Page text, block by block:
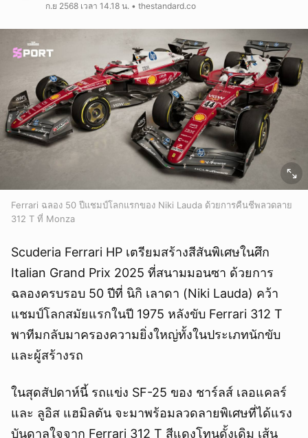
ก.ย 2568 เวลา 14.18 น. • thestandard.co
Ferrari ฉลอง 50 ปีแชมป์โลกแรกของ Niki Lauda ด้วยการคืนชีพลวดลาย
312 T ที่ Monza
Scuderia Ferrari HP เตรียมสร้างสีสันพิเศษในศึก
Italian Grand Prix 2025 ที่สนามมอนซา ด้วยการ
ฉลองครบรอบ 50 ปีที่ นิกิ เลาดา (Niki Lauda) คว้า
แชมป์โลกสมัยแรกในปี 1975 หลังขับ Ferrari 312 T
พาทีมกลับมาครองความยิ่งใหญ่ทั้งในประเภทนักขับ
และผู้สร้างรถ
ในสุดสัปดาห์นี้ รถแข่ง SF-25 ของ ชาร์ลส์ เลอแคลร์
และ ลูอิส แฮมิลตัน จะมาพร้อมลวดลายพิเศษที่ได้แรง
บันดาลใจจาก Ferrari 312 T สีแดงโทนดั้งเดิม เส้น